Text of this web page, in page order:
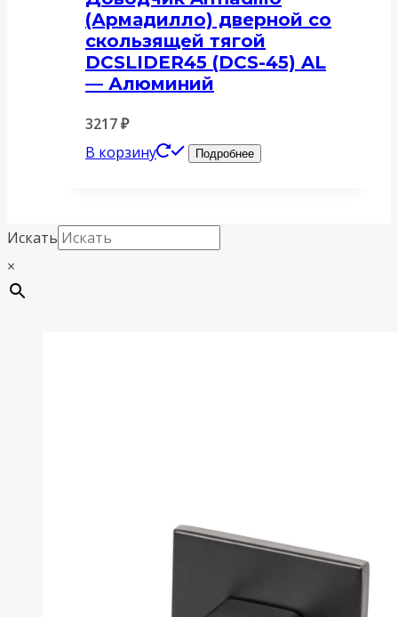
(Армадилло) дверной со
скользящей тягой
DCSLIDER45 (DCS-45) AL
— Алюминий
3217₽
В корзину
Подробнее
Искать
×